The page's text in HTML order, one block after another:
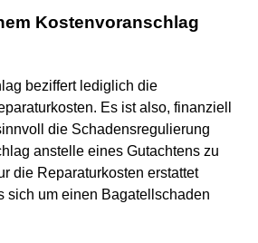
Kostenvoranschlag
beziffert lediglich die
Es ist also, finanziell
die Schadensregulierung
anstelle eines Gutachtens zu
die Reparaturkosten erstattet
sich um einen Bagatellschaden